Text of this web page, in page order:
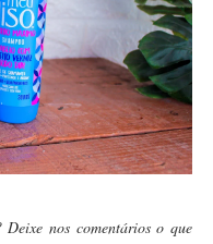
Deixe nos comentários o que